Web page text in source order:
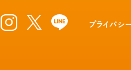
プライバシ